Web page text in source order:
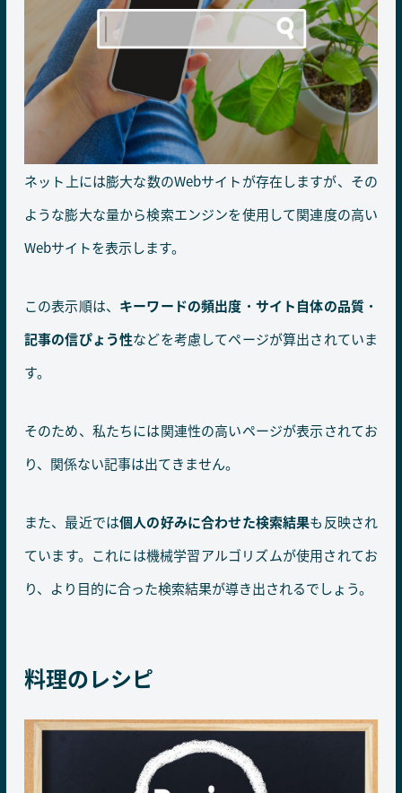
ネット上には膨大な数のWebサイトが存在しますが、その
ような膨大な量から検索エンジンを使用して関連度の高い
Webサイトを表示します。
この表示順は、 キーワードの頻出度 ・ サイト自体の品質 ・
記事の信ぴょう性などを考慮してページが算出されていま
す。
そのため、私たちには関連性の高いページが表示されてお
り、関係ない記事は出てきません。
また、最近では個人の好みに合わせた検索結果も反映され
ています。これには機械学習アルゴリズムが使用されてお
り、より目的に合った検索結果が導き出されるでしょう。
料理のレシピ